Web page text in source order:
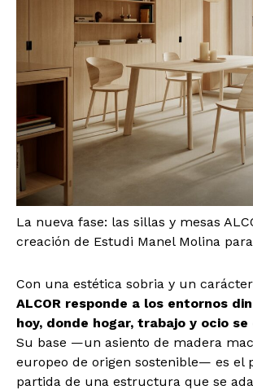
La nueva fase: las sillas y mesas
creación de Estudi Manel Molina para
Con una estética sobria y un
ALCOR responde a los entornos
hoy, donde hogar, trabajo y ocio
Su base —un asiento de madera
europeo de origen sostenible— es el
partida de una estructura que se